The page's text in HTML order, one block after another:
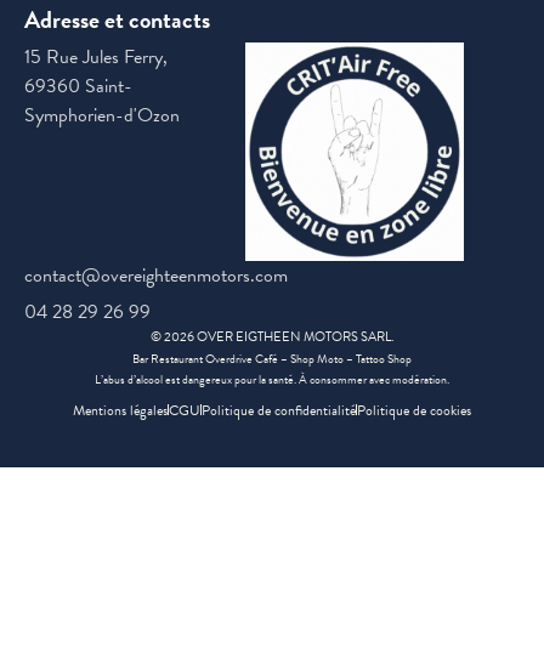
Adresse et contacts
15 Rue Jules Ferry,
69360 Saint-
Symphorien-d'Ozon
contact@overeighteenmotors.com
04 28 29 26 99
©2026OVER EIGTHEEN MOTORS SARL.
Bar Restaurant Overdrive Café – Shop Moto – Tattoo Shop
L’abus d’alcool est dangereux pour la santé. À consommer avec modération.
Mentions légalesCGUPolitique de confidentialitéPolitique de cookies